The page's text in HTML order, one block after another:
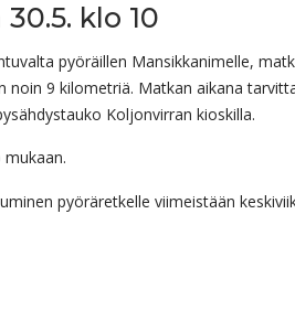
klo 10
pyöräillen Mansikkanimelle,
noin 9 kilometriä. Matkan aikana
Koljonvirran kioskilla.
pyöräretkelle viimeistään